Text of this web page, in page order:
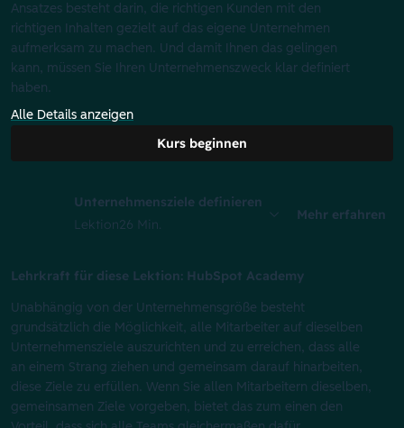
Ansatzes besteht darin, die richtigen Kunden mit den
richtigen Inhalten gezielt auf das eigene Unternehmen
aufmerksam zu machen. Und damit Ihnen das gelingen
kann, müssen Sie Ihren Unternehmenszweck klar definiert
haben.
Alle Details anzeigen
Kurs beginnen
Unternehmensziele definieren
Lektion26 Min.
Mehr erfahren
Lehrkraft für diese Lektion: HubSpot Academy
Unabhängig von der Unternehmensgröße besteht
grundsätzlich die Möglichkeit, alle Mitarbeiter auf dieselben
Unternehmensziele auszurichten und zu erreichen, dass alle
an einem Strang ziehen und gemeinsam darauf hinarbeiten,
diese Ziele zu erfüllen. Wenn Sie allen Mitarbeitern dieselben,
gemeinsamen Ziele vorgeben, bietet das zum einen den